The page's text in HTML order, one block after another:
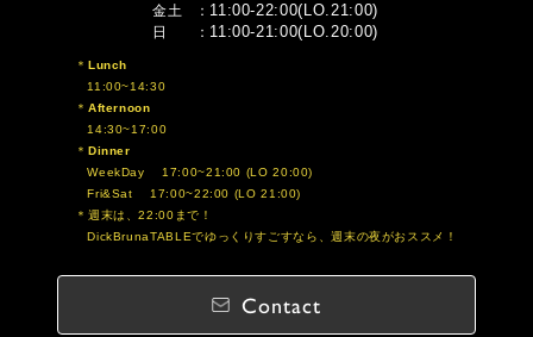
金土 11:00-22:00(LO.21:00)
日 11:00-21:00(LO.20:00)
Lunch
11:00~14:30
Afternoon
14:30~17:00
Dinner
WeekDay 17:00~21:00 (LO 20:00)
Fri&Sat 17:00~22:00 (LO 21:00)
週末は、22:00まで！
DickBrunaTABLEでゆっくりすごすなら、週末の夜がおススメ！
Contact